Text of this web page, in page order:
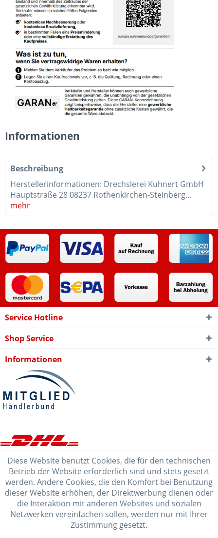
Informationen
Beschreibung
Herstellerinformationen: Drechslerei Kuhnert GmbH
Hauptstraße 28 08237 Rothenkirchen-Steinberg...
mehr
Service Hotline
Shop Service
Informationen
Diese Website benutzt Cookies, die für den technischen
Betrieb der Website erforderlich sind und stets gesetzt
werden. Andere Cookies, die den Komfort bei Benutzung
dieser Website erhöhen, der Direktwerbung dienen oder
die Interaktion mit anderen Websites und sozialen
Netzwerken vereinfachen sollen, werden nur mit Ihrer
Zustimmung gesetzt.